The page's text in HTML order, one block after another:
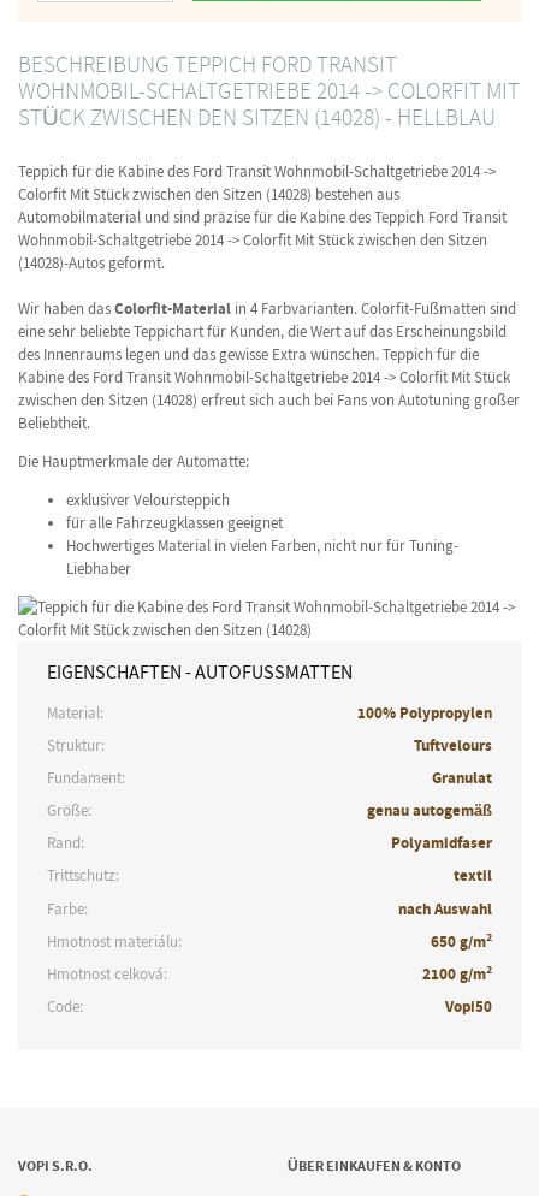
BESCHREIBUNG TEPPICH FORD TRANSIT
WOHNMOBIL-SCHALTGETRIEBE 2014 -> COLORFIT MIT
STÜCK ZWISCHEN DEN SITZEN (14028) - HELLBLAU
Teppich für die Kabine des Ford Transit Wohnmobil-Schaltgetriebe 2014 ->
Colorfit Mit Stück zwischen den Sitzen (14028) bestehen aus
Automobilmaterial und sind präzise für die Kabine des Teppich Ford Transit
Wohnmobil-Schaltgetriebe 2014 -> Colorfit Mit Stück zwischen den Sitzen
(14028)-Autos geformt.
Wir haben dasColorfit-Material in 4 Farbvarianten. Colorfit-Fußmatten sind
eine sehr beliebte Teppichart für Kunden, die Wert auf das Erscheinungsbild
des Innenraums legen und das gewisse Extra wünschen. Teppich für die
Kabine des Ford Transit Wohnmobil-Schaltgetriebe 2014 -> Colorfit Mit Stück
zwischen den Sitzen (14028) erfreut sich auch bei Fans von Autotuning großer
Beliebtheit.
Die Hauptmerkmale der Automatte:
exklusiver Veloursteppich
für alle Fahrzeugklassen geeignet
Hochwertiges Material in vielen Farben, nicht nur für Tuning-
Liebhaber
EIGENSCHAFTEN - AUTOFUSSMATTEN
Material:
100% Polypropylen
Struktur:
Tuftvelours
Fundament:
Granulat
Größe:
genau autogemäß
Rand:
Polyamidfaser
Trittschutz:
textil
Farbe:
nach Auswahl
Hmotnost materiálu:
650 g/m2
Hmotnost celková: 2100 g/m2
Code: Vopi50
VOPI S.R.O.
ÜBER EINKAUFEN & KONTO